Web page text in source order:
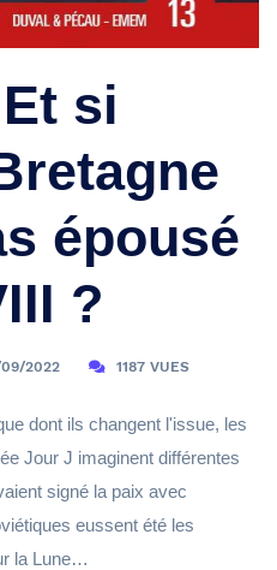
si
épousé
?
2022 1187 VUES
dont ils changent l'issue, les
Jour J imaginent différentes
signé la paix avec
eussent été les
la Lune…